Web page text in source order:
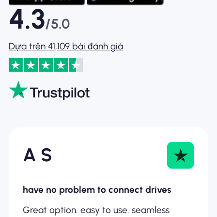
4.3/5.0
Dựa trên 41,109 bài đánh giá
A S
have no problem to connect drives
Great option. easy to use. seamless